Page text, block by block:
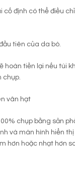
cố định có thể điều
tiên của da bò.
hoàn tiền lại nếu túi
chụp.
vân hạt
chụp bằng sản
và màn hình hiển
hơn hoặc nhạt hơn